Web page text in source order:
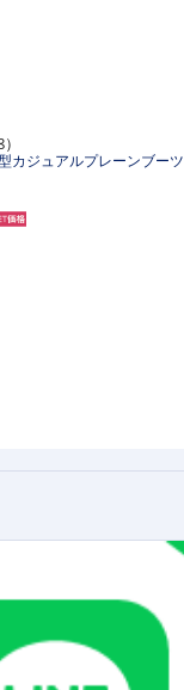
カジュアルプレーンブーツ